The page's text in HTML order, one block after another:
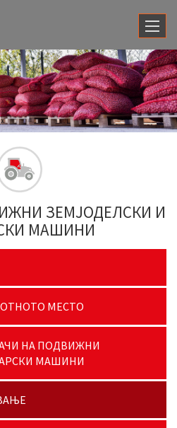
ЗЕМЈОДЕЛСКИ И
МАШИНИ
МЕСТО
НА ПОДВИЖНИ
МАШИНИ